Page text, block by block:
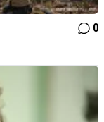
0